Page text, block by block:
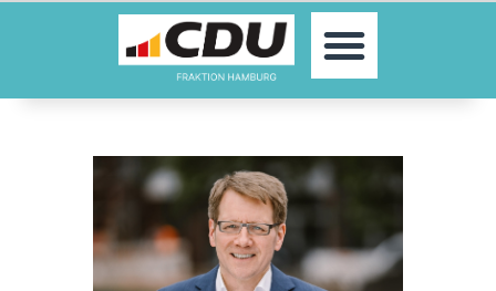
MOIN!
THEMEN
KONTAKT
PRESSE